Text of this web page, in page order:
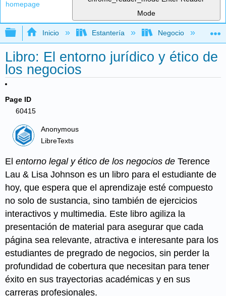
Mode
Expandir/contraer jerarquía global
Inicio Estantería Negocio
Libro: El entorno jurídico y ético de
los negocios
Page ID
60415
Anonymous
LibreTexts
Elentorno legal y ético de los negocios de Terence
Lau & Lisa Johnson es un libro para el estudiante de
hoy, que espera que el aprendizaje esté compuesto
no solo de sustancia, sino también de ejercicios
interactivos y multimedia. Este libro agiliza la
presentación de material para asegurar que cada
página sea relevante, atractiva e interesante para los
estudiantes de pregrado de negocios, sin perder la
profundidad de cobertura que necesitan para tener
éxito en sus trayectorias académicas y en sus
carreras profesionales.